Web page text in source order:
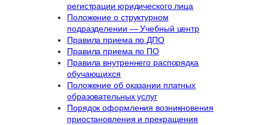
регистрации юридического лица
Положение о структурном
подразделении — Учебный центр
Правила приема по ДПО
Правила приема по ПО
Правила внутреннего распорядка
обучающихся
Положение об оказании платных
образовательных услуг
Порядок оформления возникновения
приостановления и прекращения